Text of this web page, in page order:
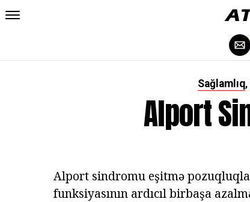
Sağlamlıq,
Alport
Alport sindromu eşitmə
funksiyasının ardıcıl birbaşa